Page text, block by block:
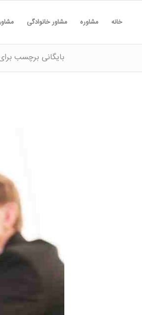
خانه مشاوره مشاور خانوادگی
بایگانی برچسب